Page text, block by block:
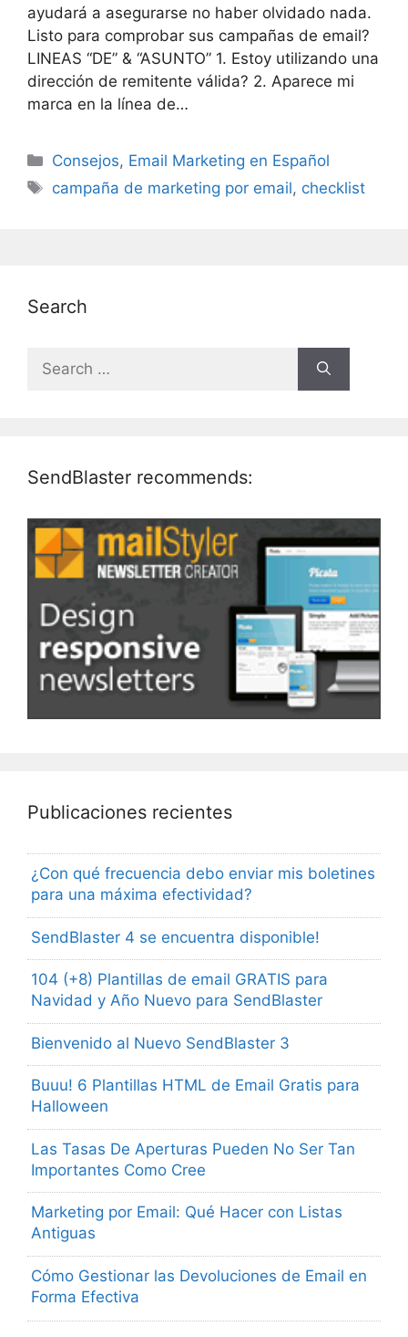
ayudará a asegurarse no haber olvidado nada.
Listo para comprobar sus campañas de email?
LINEAS “DE” & “ASUNTO” 1. Estoy utilizando una
dirección de remitente válida? 2. Aparece mi
marca en la línea de…
Categories
Consejos, Email Marketing en Español
Tags
campaña de marketing por email, checklist
Search
Search
SendBlaster recommends:
Publicaciones recientes
¿Con qué frecuencia debo enviar mis boletines
para una máxima efectividad?
SendBlaster 4 se encuentra disponible!
104 (+8) Plantillas de email GRATIS para
Navidad y Año Nuevo para SendBlaster
Bienvenido al Nuevo SendBlaster 3
Buuu! 6 Plantillas HTML de Email Gratis para
Halloween
Las Tasas De Aperturas Pueden No Ser Tan
Importantes Como Cree
Marketing por Email: Qué Hacer con Listas
Antiguas
Cómo Gestionar las Devoluciones de Email en
Forma Efectiva